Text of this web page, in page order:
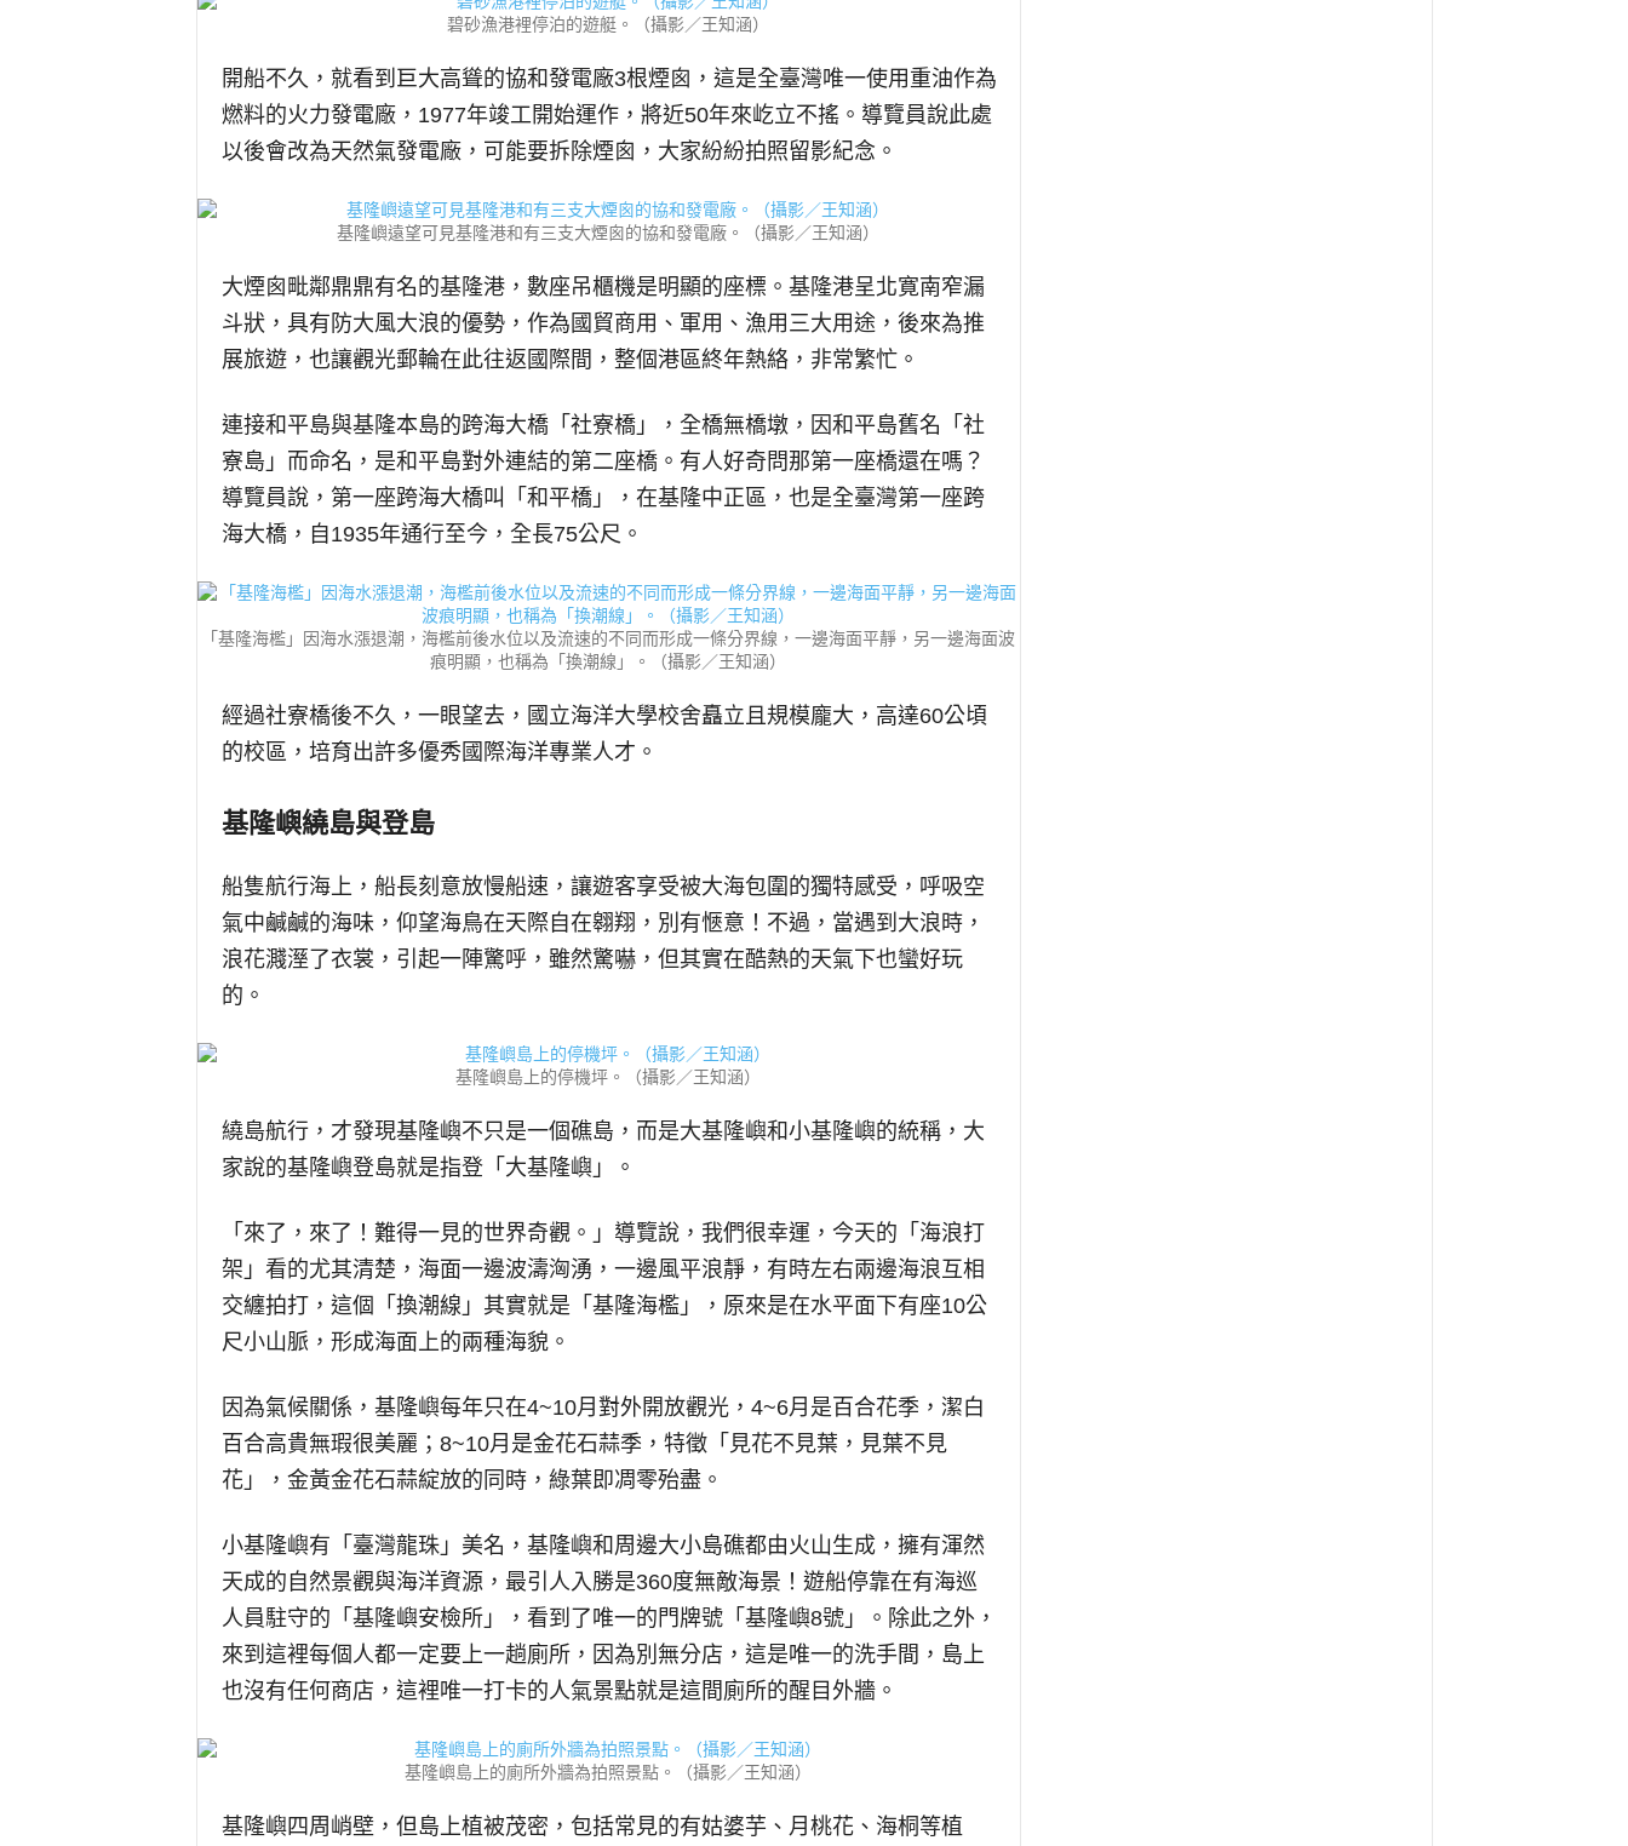
碧砂漁港裡停泊的遊艇。（攝影／王知涵）
開船不久，就看到巨大高聳的協和發電廠3根煙囪，這是全臺灣唯一使用重油作為
燃料的火力發電廠，1977年竣工開始運作，將近50年來屹立不搖。導覽員說此處
以後會改為天然氣發電廠，可能要拆除煙囪，大家紛紛拍照留影紀念。
基隆嶼遠望可見基隆港和有三支大煙囪的協和發電廠。（攝影／王知涵）
大煙囪毗鄰鼎鼎有名的基隆港，數座吊櫃機是明顯的座標。基隆港呈北寛南窄漏
斗狀，具有防大風大浪的優勢，作為國貿商用、軍用、漁用三大用途，後來為推
展旅遊，也讓觀光郵輪在此往返國際間，整個港區終年熱絡，非常繁忙。
連接和平島與基隆本島的跨海大橋「社寮橋」，全橋無橋墩，因和平島舊名「社
寮島」而命名，是和平島對外連結的第二座橋。有人好奇問那第一座橋還在嗎？
導覽員說，第一座跨海大橋叫「和平橋」，在基隆中正區，也是全臺灣第一座跨
海大橋，自1935年通行至今，全長75公尺。
「基隆海檻」因海水漲退潮，海檻前後水位以及流速的不同而形成一條分界線，一邊海面平靜，另一邊海面波
痕明顯，也稱為「換潮線」。（攝影／王知涵）
經過社寮橋後不久，一眼望去，國立海洋大學校舍矗立且規模龐大，高達60公頃
的校區，培育出許多優秀國際海洋專業人才。
基隆嶼繞島與登島
船隻航行海上，船長刻意放慢船速，讓遊客享受被大海包圍的獨特感受，呼吸空
氣中鹹鹹的海味，仰望海鳥在天際自在翱翔，別有愜意！不過，當遇到大浪時，
浪花濺溼了衣裳，引起一陣驚呼，雖然驚嚇，但其實在酷熱的天氣下也蠻好玩
的。
基隆嶼島上的停機坪。（攝影／王知涵）
繞島航行，才發現基隆嶼不只是一個礁島，而是大基隆嶼和小基隆嶼的統稱，大
家說的基隆嶼登島就是指登「大基隆嶼」。
「來了，來了！難得一見的世界奇觀。」導覽說，我們很幸運，今天的「海浪打
架」看的尤其清楚，海面一邊波濤洶湧，一邊風平浪靜，有時左右兩邊海浪互相
交纏拍打，這個「換潮線」其實就是「基隆海檻」，原來是在水平面下有座10公
尺小山脈，形成海面上的兩種海貌。
因為氣候關係，基隆嶼每年只在4~10月對外開放觀光，4~6月是百合花季，潔白
百合高貴無瑕很美麗；8~10月是金花石蒜季，特徵「見花不見葉，見葉不見
花」，金黃金花石蒜綻放的同時，綠葉即凋零殆盡。
小基隆嶼有「臺灣龍珠」美名，基隆嶼和周邊大小島礁都由火山生成，擁有渾然
天成的自然景觀與海洋資源，最引人入勝是360度無敵海景！遊船停靠在有海巡
人員駐守的「基隆嶼安檢所」，看到了唯一的門牌號「基隆嶼8號」。除此之外，
來到這裡每個人都一定要上一趟廁所，因為別無分店，這是唯一的洗手間，島上
也沒有任何商店，這裡唯一打卡的人氣景點就是這間廁所的醒目外牆。
基隆嶼島上的廁所外牆為拍照景點。（攝影／王知涵）
基隆嶼四周峭壁，但島上植被茂密，包括常見的有姑婆芋、月桃花、海桐等植